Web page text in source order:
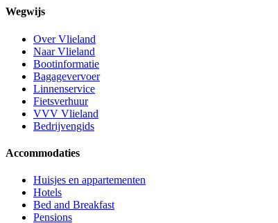
Wegwijs
Over Vlieland
Naar Vlieland
Bootinformatie
Bagagevervoer
Linnenservice
Fietsverhuur
VVV Vlieland
Bedrijvengids
Accommodaties
Huisjes en appartementen
Hotels
Bed and Breakfast
Pensions